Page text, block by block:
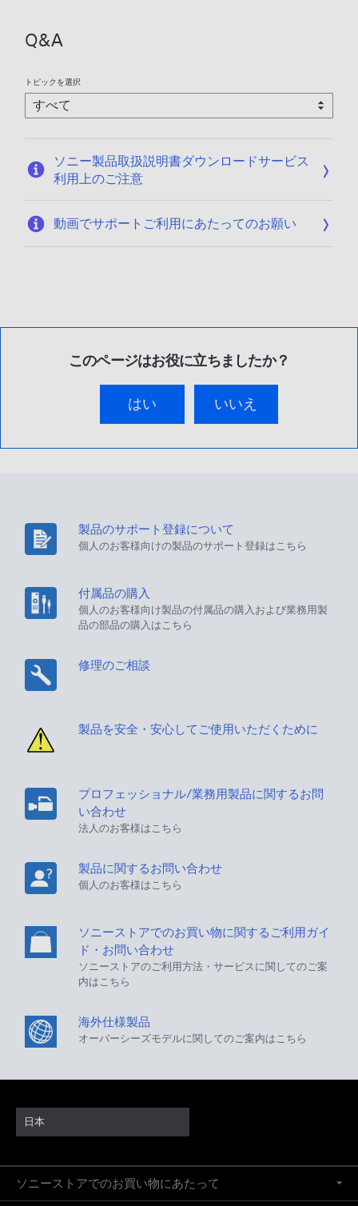
Q&A
トピックを選択
ソニー製品取扱説明書ダウンロードサービス
利用上のご注意
動画でサポートご利用にあたってのお願い
このページはお役に立ちましたか？
はい いいえ
製品のサポート登録について
個人のお客様向けの製品のサポート登録はこちら
付属品の購入
個人のお客様向け製品の付属品の購入および業務用製
品の部品の購入はこちら
修理のご相談
製品を安全・安心してご使用いただくために
プロフェッショナル/業務用製品に関するお問
い合わせ
法人のお客様はこちら
製品に関するお問い合わせ
個人のお客様はこちら
ソニーストアでのお買い物に関するご利用ガイ
ド・お問い合わせ
ソニーストアのご利用方法・サービスに関してのご案
内はこちら
海外仕様製品
オーバーシーズモデルに関してのご案内はこちら
日本
ソニーストアでのお買い物にあたって